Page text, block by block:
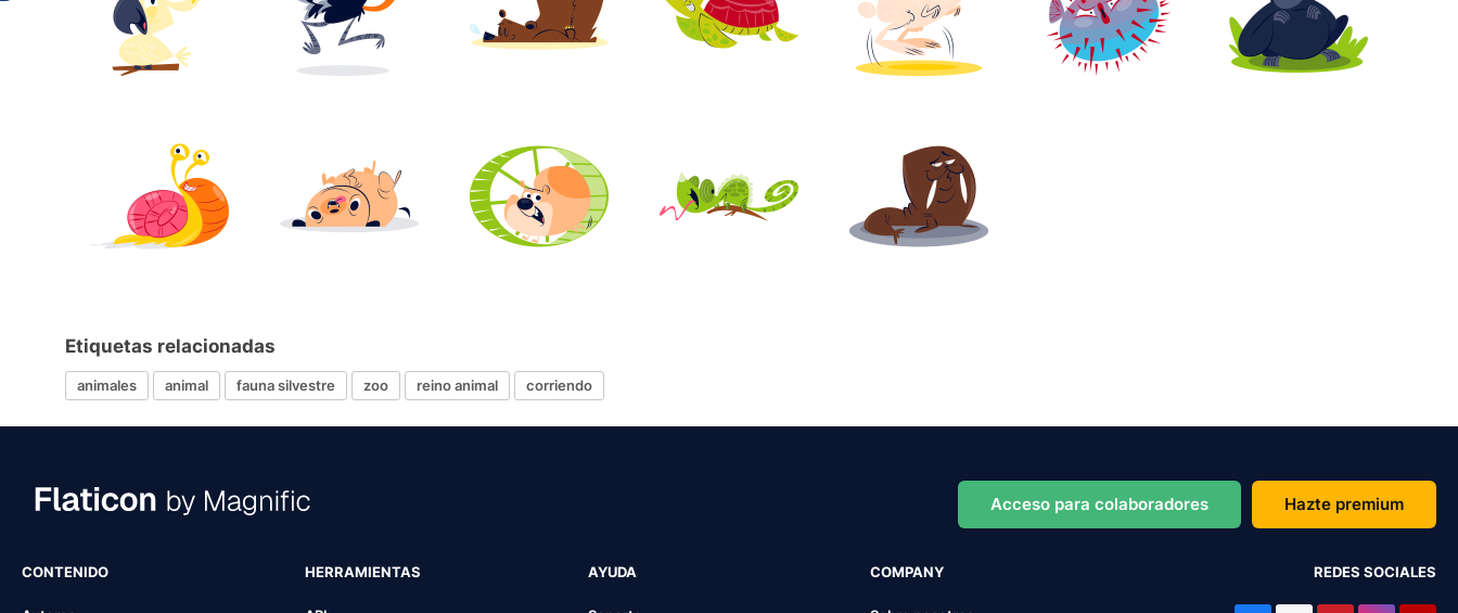
Etiquetas relacionadas
animales animal fauna silvestre zoo reino animal corriendo
Acceso para colaboradores Hazte premium
CONTENIDO HERRAMIENTAS AYUDA COMPANY REDES SOCIALES